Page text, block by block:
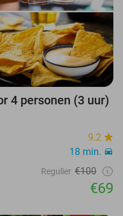
4 personen (3 uur)
9.2
18 min.
Regulier €100
€69